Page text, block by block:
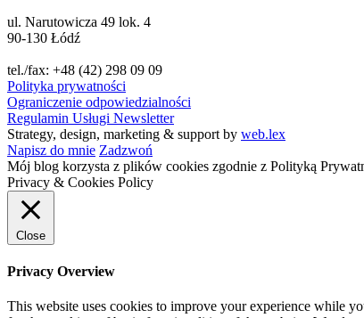
ul. Narutowicza 49 lok. 4
90-130 Łódź
tel./fax: +48 (42) 298 09 09
Polityka prywatności
Ograniczenie odpowiedzialności
Regulamin Usługi Newsletter
Strategy, design, marketing & support by web.lex
Napisz do mnie Zadzwoń
Mój blog korzysta z plików cookies zgodnie z Polityką
Privacy & Cookies Policy
Close
Privacy Overview
This website uses cookies to improve your experience while